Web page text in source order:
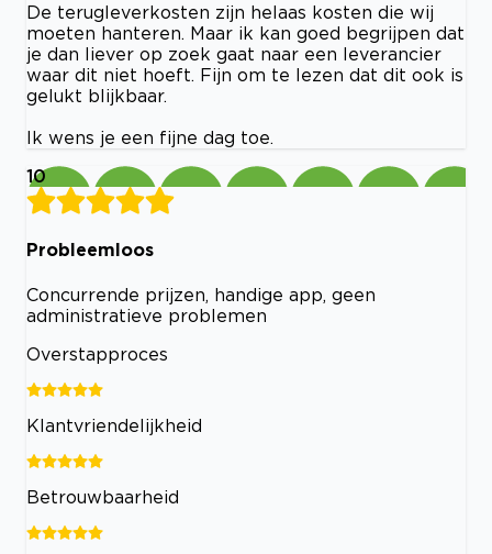
De terugleverkosten zijn helaas kosten die wij
moeten hanteren. Maar ik kan goed begrijpen dat
je dan liever op zoek gaat naar een leverancier
waar dit niet hoeft. Fijn om te lezen dat dit ook is
gelukt blijkbaar.
Ik wens je een fijne dag toe.
10
Probleemloos
Concurrende prijzen, handige app, geen
administratieve problemen
Overstapproces
Klantvriendelijkheid
Betrouwbaarheid